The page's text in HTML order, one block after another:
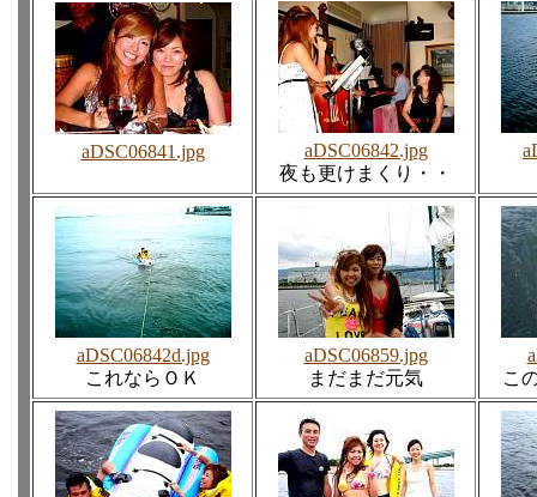
aDSC06841.jpg
aDSC06842.jpg
夜も更けまくり・・
aDSC06842d.jpg
これならＯＫ
aDSC06859.jpg
まだまだ元気
こ